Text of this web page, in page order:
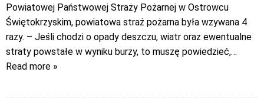
Powiatowej Państwowej Straży Pożarnej w Ostrowcu
Świętokrzyskim, powiatowa straż pożarna była wzywana 4
razy. – Jeśli chodzi o opady deszczu, wiatr oraz ewentualne
straty powstałe w wyniku burzy, to muszę powiedzieć,…
Read more »